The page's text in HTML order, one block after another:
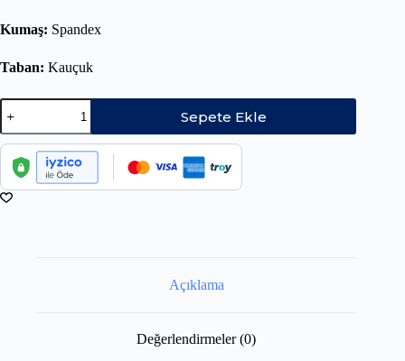
Kumaş: Spandex
Taban: Kauçuk
Sepete Ekle
Açıklama
Değerlendirmeler (0)